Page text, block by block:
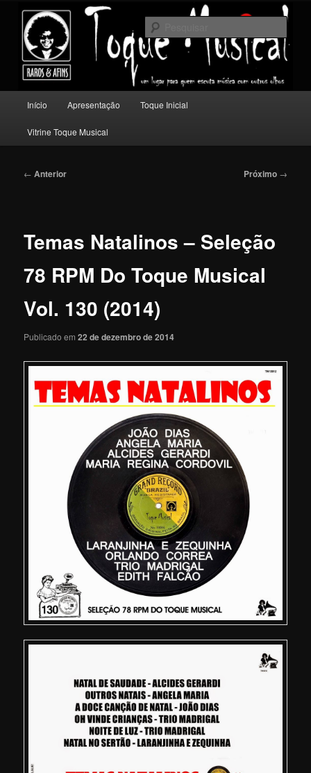
conteúdo
principalToque Musical
Um lugar para quem escuta música com outros olhos.
principal
Início Apresentação Toque Inicial
Vitrine Toque Musical
Navegação
← Anterior Próximo →
Temas Natalinos – Seleção
78 RPM Do Toque Musical
Vol. 130 (2014)
Publicado em22 de dezembro de 2014